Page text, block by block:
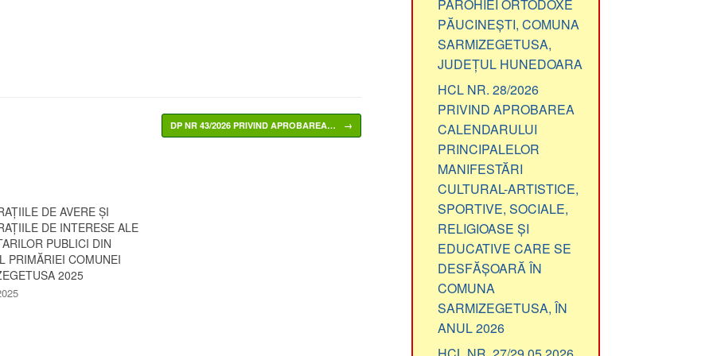
DP NR 43/2026 PRIVIND APROBAREA… →
DE AVERE ȘI
DE INTERESE ALE
PUBLICI DIN
PRIMĂRIEI COMUNEI
2025
PAROHIEI ORTODOXE
PĂUCINEȘTI, COMUNA
SARMIZEGETUSA,
JUDEȚUL HUNEDOARA
HCL NR. 28/2026
PRIVIND APROBAREA
CALENDARULUI
PRINCIPALELOR
MANIFESTĂRI
CULTURAL-ARTISTICE,
SPORTIVE, SOCIALE,
RELIGIOASE ȘI
EDUCATIVE CARE SE
DESFĂȘOARĂ ÎN
COMUNA
SARMIZEGETUSA, ÎN
ANUL 2026